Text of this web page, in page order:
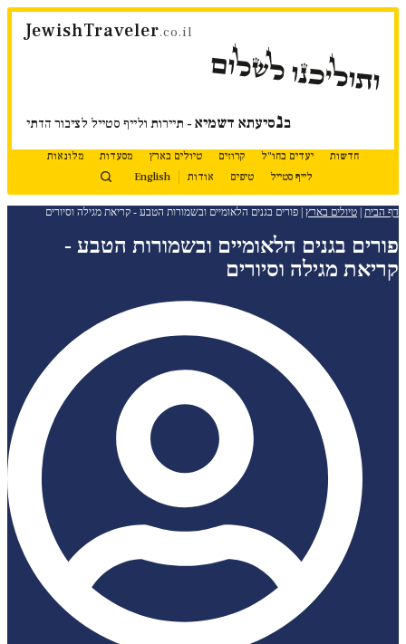
דלג
JewishTraveler.co.il
ותוליכנו לשלום
בנסיעתא דשמיא - תיירות ולייף סטייל לציבור הדתי
חדשות יעדים בחו"ל קרוזים טיולים בארץ מסעדות
מלונאות
לייף סטייל
טיפים אודות English
דף הבית טיולים בארץ פורים בגנים הלאומיים ובשמורות הטבע - קריאת מגילה וסיורים
פורים בגנים הלאומיים ובשמורות הטבע -
קריאת מגילה וסיורים